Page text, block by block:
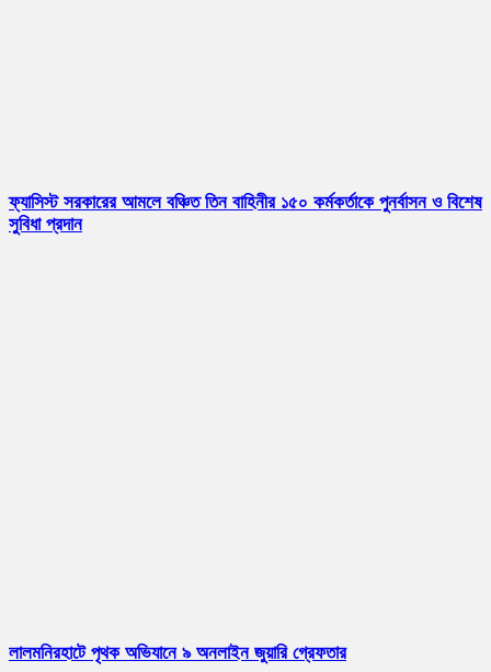
ফ্যাসিস্ট সরকারের আমলে বঞ্চিত তিন বাহিনীর ১৫০ কর্মকর্তাকে পুনর্বাসন ও বিশেষ
সুবিধা প্রদান
লালমনিরহাটে পৃথক অভিযানে ৯ অনলাইন জুয়ারি গ্রেফতার